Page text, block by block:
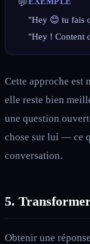
"Hey 😊 tu fais
"Hey ! Content
Cette approche est
elle reste bien
une question
chose sur lui — ce
conversation.
5.
Obtenir une